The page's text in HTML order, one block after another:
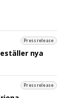
Pressrelease
nya
Pressrelease